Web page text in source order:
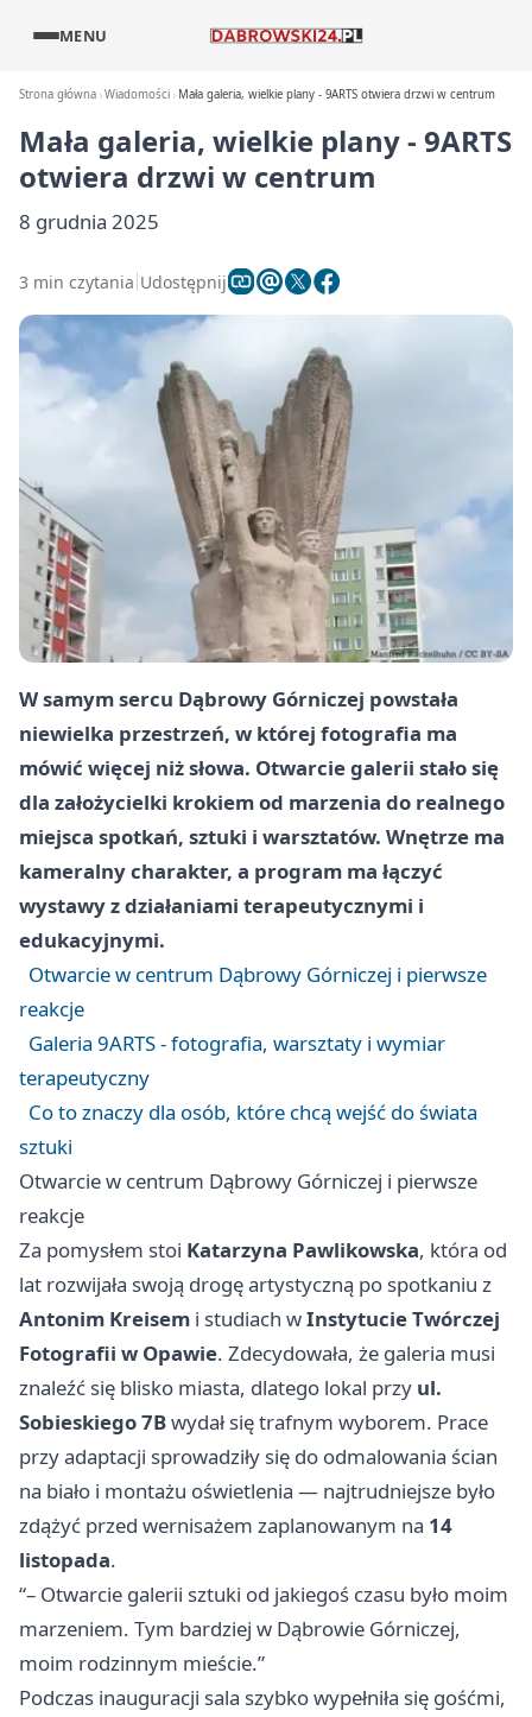
MENU
Strona główna Wiadomości Mała galeria, wielkie plany - 9ARTS otwiera drzwi w centrum
Mała galeria, wielkie plany - 9ARTS
otwiera drzwi w centrum
8 grudnia 2025
3 min czytania Udostępnij
W samym sercu Dąbrowy Górniczej powstała
niewielka przestrzeń, w której fotografia ma
mówić więcej niż słowa. Otwarcie galerii stało się
dla założycielki krokiem od marzenia do realnego
miejsca spotkań, sztuki i warsztatów. Wnętrze ma
kameralny charakter, a program ma łączyć
wystawy z działaniami terapeutycznymi i
edukacyjnymi.
Otwarcie w centrum Dąbrowy Górniczej i pierwsze
reakcje
Galeria 9ARTS - fotografia, warsztaty i wymiar
terapeutyczny
Co to znaczy dla osób, które chcą wejść do świata
sztuki
Otwarcie w centrum Dąbrowy Górniczej i pierwsze
reakcje
Za pomysłem stoi Katarzyna Pawlikowska, która od
lat rozwijała swoją drogę artystyczną po spotkaniu z
Antonim Kreisem i studiach wInstytucie Twórczej
Fotografii w Opawie. Zdecydowała, że galeria musi
znaleźć się blisko miasta, dlatego lokal przy ul.
Sobieskiego 7Bwydał się trafnym wyborem. Prace
przy adaptacji sprowadziły się do odmalowania ścian
na biało i montażu oświetlenia — najtrudniejsze było
zdążyć przed wernisażem zaplanowanym na 14
listopada.
“– Otwarcie galerii sztuki od jakiegoś czasu było moim
marzeniem. Tym bardziej w Dąbrowie Górniczej,
moim rodzinnym mieście.”
Podczas inauguracji sala szybko wypełniła się gośćmi,